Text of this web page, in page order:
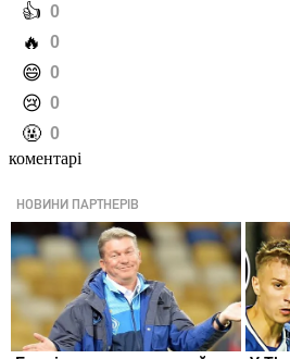
️👍 0
️🔥 0
️😄 0
️😢 0
️🤬 0
коментарі